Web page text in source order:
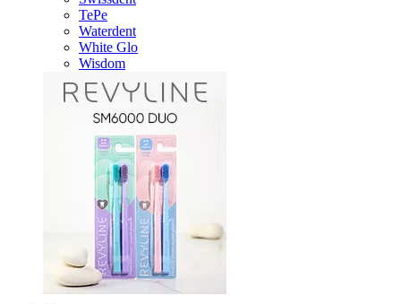
TePe
Waterdent
White Glo
Wisdom